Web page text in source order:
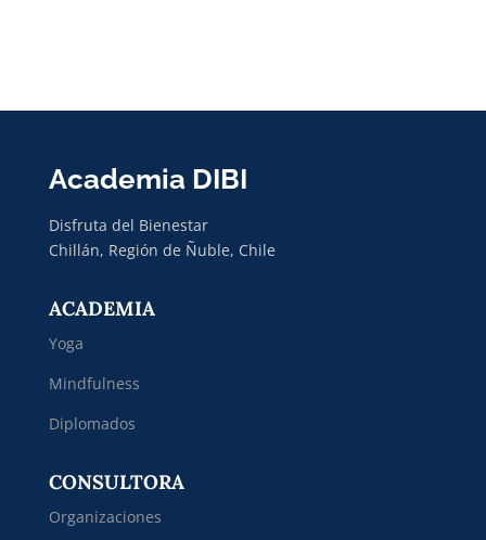
Academia DIBI
Disfruta del Bienestar
Chillán, Región de Ñuble, Chile
ACADEMIA
Yoga
Mindfulness
Diplomados
CONSULTORA
Organizaciones